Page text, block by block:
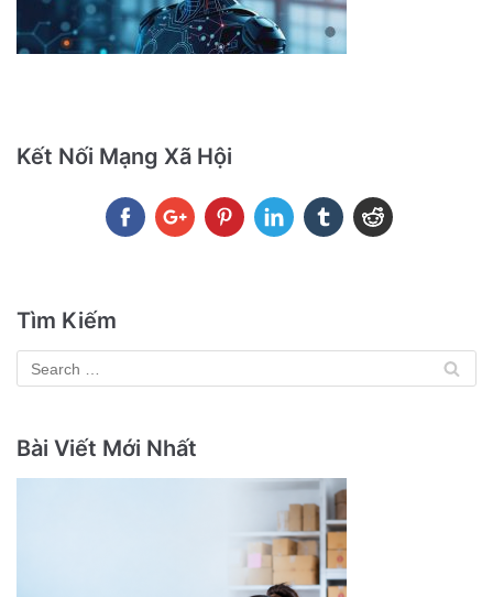
Kết Nối Mạng Xã Hội
Tìm Kiếm
Bài Viết Mới Nhất